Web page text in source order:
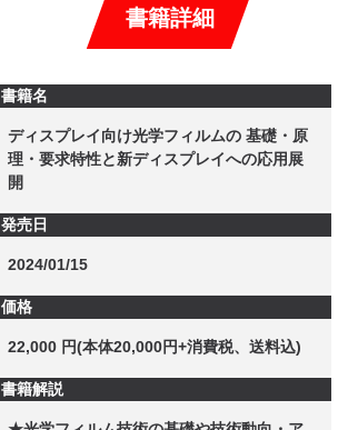
書籍詳細
書籍名
ディスプレイ向け光学フィルムの 基礎・原
理・要求特性と新ディスプレイへの応用展
開
発売日
2024/01/15
価格
22,000 円(本体20,000円+消費税、送料込)
書籍解説